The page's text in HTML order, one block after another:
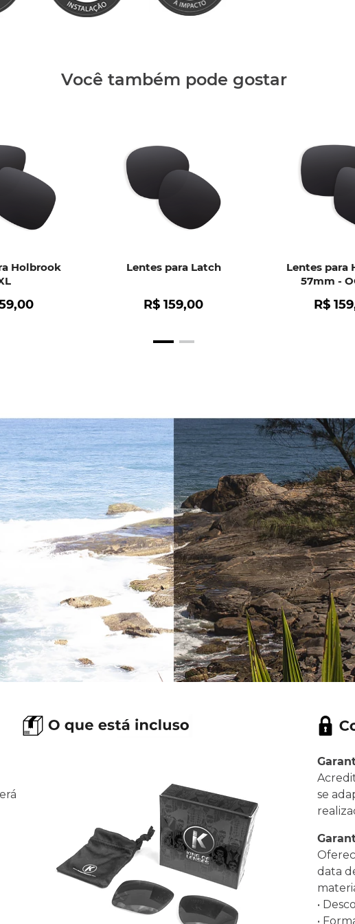
Você também pode gostar
Holbrook
,00
Lentes para Latch
R$ 159,00
Lentes para
57mm -
R$ 159
se
data
•
•